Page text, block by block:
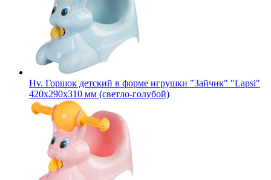
Hv. Горшок детский в форме игрушки "Зайчик" "Lapsi"
420х290х310 мм (светло-голубой)